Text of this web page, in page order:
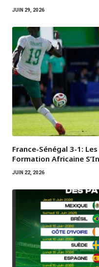
JUIN 29, 2026
France-Sénégal 3-1:
Formation Africaine
JUIN 22, 2026